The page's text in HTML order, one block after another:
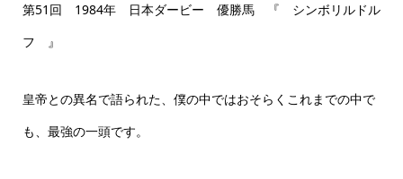
第51回 1984年 日本ダービー 優勝馬 『 シンボリルドル
フ 』
皇帝との異名で語られた、僕の中ではおそらくこれまでの中で
も、最強の一頭です。